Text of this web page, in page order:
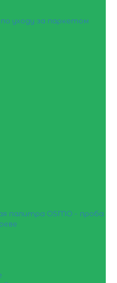
уходу за паркетом
палитра OSMO - проба